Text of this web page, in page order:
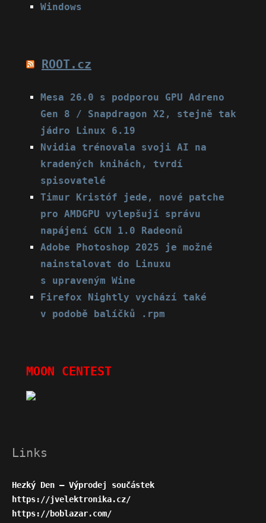
Windows
ROOT.cz
Mesa 26.0 s podporou GPU Adreno
Gen 8 / Snapdragon X2, stejně tak
jádro Linux 6.19
Nvidia trénovala svoji AI na
kradených knihách, tvrdí
spisovatelé
Timur Kristóf jede, nové patche
pro AMDGPU vylepšují správu
napájení GCN 1.0 Radeonů
Adobe Photoshop 2025 je možné
nainstalovat do Linuxu
s upraveným Wine
Firefox Nightly vychází také
v podobě balíčků .rpm
MOON CENTEST
Links
Hezký Den – Výprodej součástek
https://jvelektronika.cz/
https://boblazar.com/